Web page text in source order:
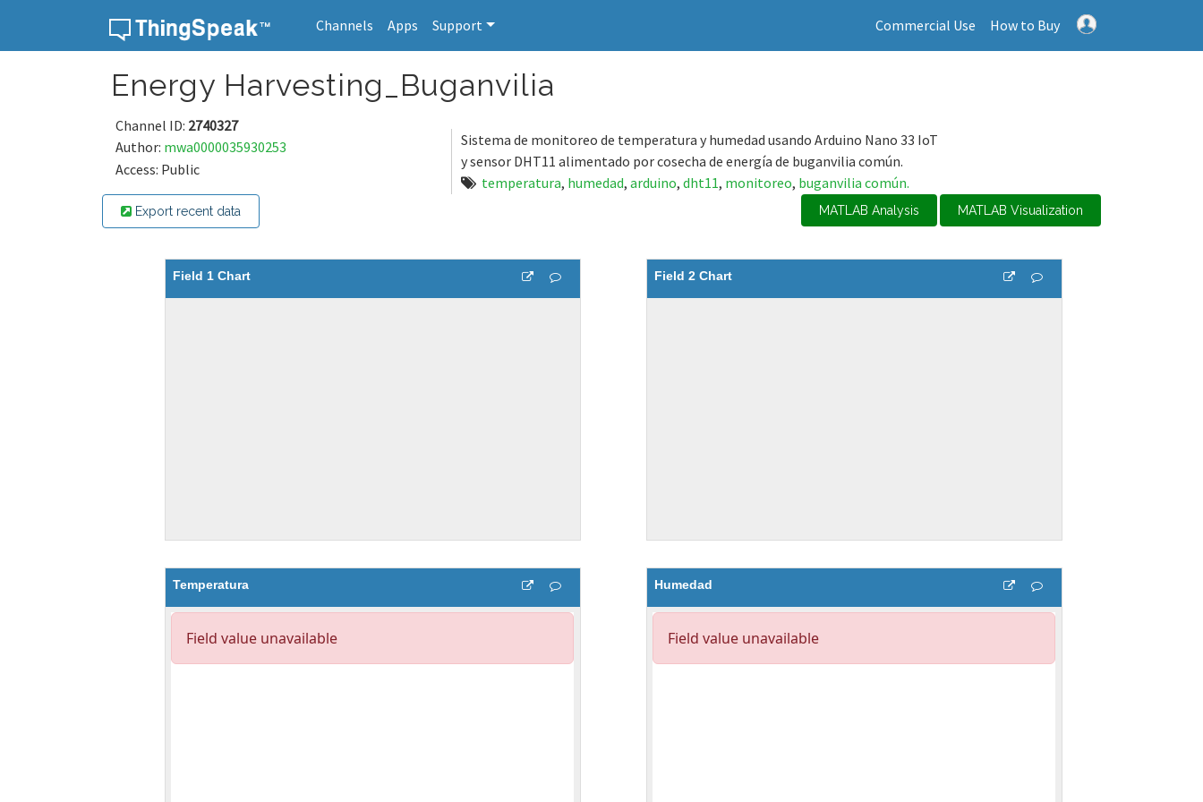
Channels Apps Support Commercial Use How to Buy
Energy Harvesting_Buganvilia
Channel ID: 2740327
Author: mwa0000035930253
Access: Public
Sistema de monitoreo de temperatura y humedad usando Arduino Nano 33 IoT
y sensor DHT11 alimentado por cosecha de energía de buganvilia común.
temperatura, humedad, arduino, dht11, monitoreo, buganvilia común.
Export recent data MATLAB Analysis MATLAB Visualization
Field 1 Chart Field 2 Chart
Temperatura Humedad